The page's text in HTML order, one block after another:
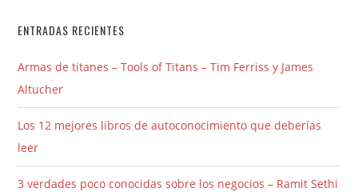
ENTRADAS RECIENTES
Armas de titanes – Tools of Titans – Tim Ferriss y James
Altucher
Los 12 mejores libros de autoconocimiento que deberías
leer
3 verdades poco conocidas sobre los negocios – Ramit Sethi